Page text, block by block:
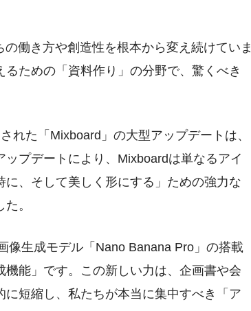
働き方や創造性を根本から変え続けていま
ための「資料作り」の分野で、驚くべき
れた「Mixboard」の大型アップデートは、
プデートにより、Mixboardは単なるアイ
、そして美しく形にする」ための強力な
。
像生成モデル「Nano Banana Pro」の搭載
能」です。この新しい力は、企画書や会
短縮し、私たちが本当に集中すべき「ア